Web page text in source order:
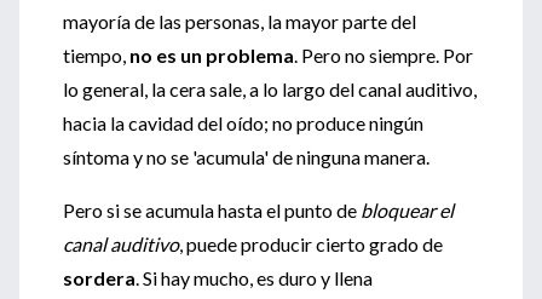
mayoría de las personas, la mayor parte del
tiempo, no es un problema. Pero no siempre. Por
lo general, la cera sale, a lo largo del canal auditivo,
hacia la cavidad del oído; no produce ningún
síntoma y no se 'acumula' de ninguna manera.
Pero si se acumula hasta el punto de bloquear el
canal auditivo, puede producir cierto grado de
sordera. Si hay mucho, es duro y llena